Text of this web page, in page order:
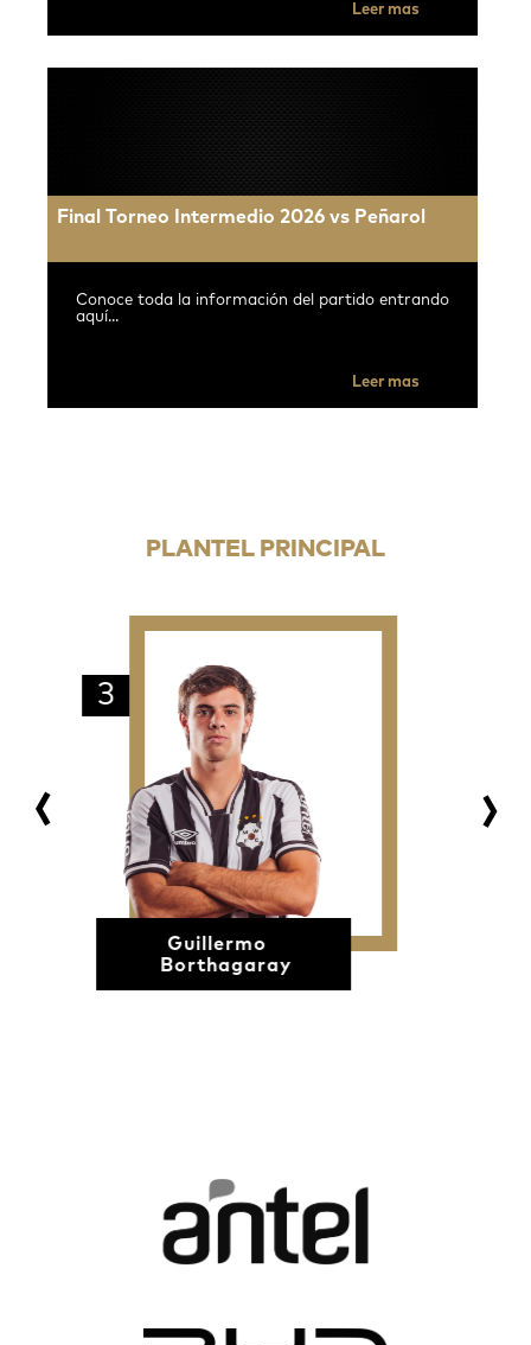
Leer mas
Final Torneo Intermedio 2026 vs Peñarol
Conoce toda la información del partido entrando
aquí...
Leer mas
PLANTEL PRINCIPAL
3
Guillermo
Borthagaray